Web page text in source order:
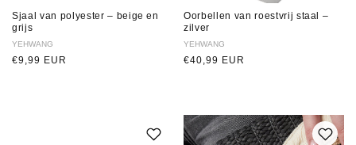
Sjaal van polyester – beige en
grijs
Verkoper:
YEHWANG
Normale
€9,99 EUR
Oorbellen van roestvrij staal –
zilver
Verkoper:
YEHWANG
Normale
€40,99 EUR